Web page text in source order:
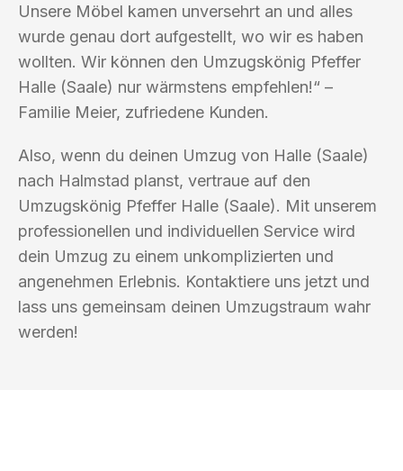
Unsere Möbel kamen unversehrt an und alles
wurde genau dort aufgestellt, wo wir es haben
wollten. Wir können den Umzugskönig Pfeffer
Halle (Saale) nur wärmstens empfehlen!“ –
Familie Meier, zufriedene Kunden.
Also, wenn du deinen Umzug von Halle (Saale)
nach Halmstad planst, vertraue auf den
Umzugskönig Pfeffer Halle (Saale). Mit unserem
professionellen und individuellen Service wird
dein Umzug zu einem unkomplizierten und
angenehmen Erlebnis. Kontaktiere uns jetzt und
lass uns gemeinsam deinen Umzugstraum wahr
werden!